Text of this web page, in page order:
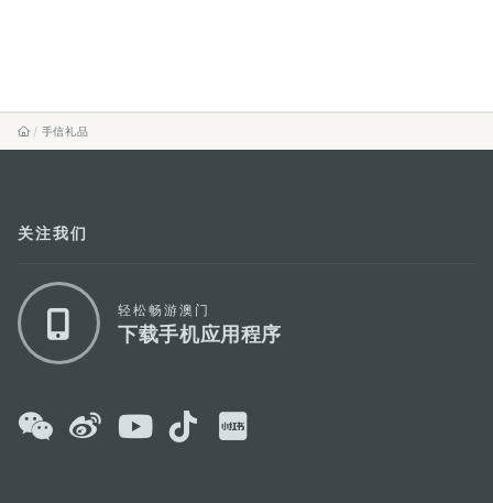
手信礼品
关注我们
轻松畅游澳门
下载手机应用程序